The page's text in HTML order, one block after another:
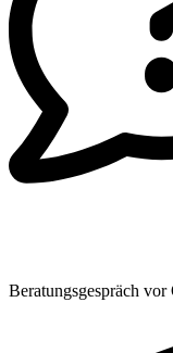
Beratungsgespräch